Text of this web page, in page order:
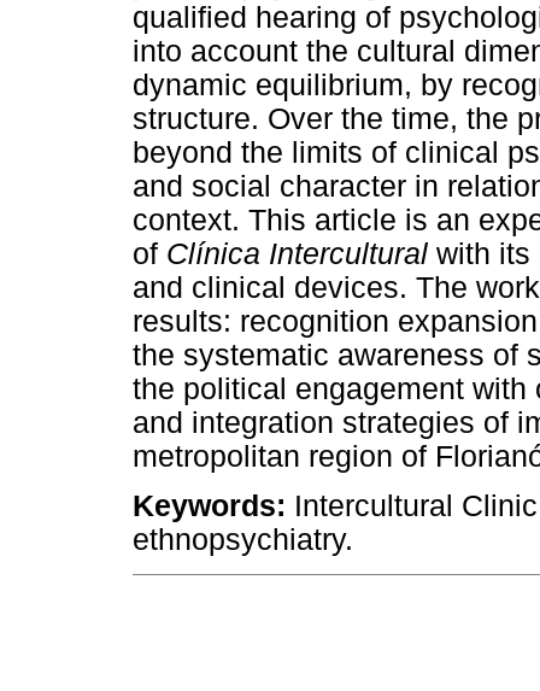
qualified hearing of
into account the cultural
dynamic equilibrium, by
structure. Over the time, the
beyond the limits of clinical
and social character in
context. This article is an
of Clínica Intercultural with its
and clinical devices. The
results: recognition
the systematic awareness of
the political engagement
and integration strategies of
metropolitan region of
Keywords: Intercultural
ethnopsychiatry.